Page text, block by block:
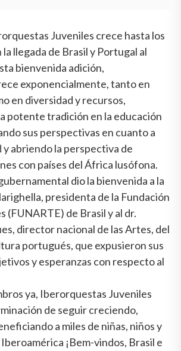
Juveniles crece hasta los
llegada de Brasil y Portugal al
bienvenida adición,
exponencialmente, tanto en
en diversidad y recursos,
potente tradición en la educación
sus perspectivas en cuanto a
abriendo la perspectiva de
con países del África lusófona.
dio la bienvenida a la
presidenta de la Fundación
(FUNARTE) de Brasil y al dr.
director nacional de las Artes, del
portugués, que expusieron sus
y esperanzas con respecto al
ya, Iberorquestas Juveniles
de seguir creciendo,
a miles de niñas, niños y
¡Bem-vindos, Brasil e